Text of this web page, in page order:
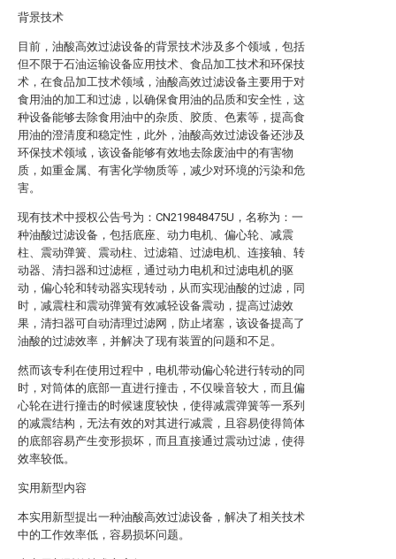
背景技术
目前，油酸高效过滤设备的背景技术涉及多个领域，包括
但不限于石油运输设备应用技术、食品加工技术和环保技
术，在食品加工技术领域，油酸高效过滤设备主要用于对
食用油的加工和过滤，以确保食用油的品质和安全性，这
种设备能够去除食用油中的杂质、胶质、色素等，提高食
用油的澄清度和稳定性，此外，油酸高效过滤设备还涉及
环保技术领域，该设备能够有效地去除废油中的有害物
质，如重金属、有害化学物质等，减少对环境的污染和危
害。
现有技术中授权公告号为：CN219848475U，名称为：一
种油酸过滤设备，包括底座、动力电机、偏心轮、减震
柱、震动弹簧、震动柱、过滤箱、过滤电机、连接轴、转
动器、清扫器和过滤框，通过动力电机和过滤电机的驱
动，偏心轮和转动器实现转动，从而实现油酸的过滤，同
时，减震柱和震动弹簧有效减轻设备震动，提高过滤效
果，清扫器可自动清理过滤网，防止堵塞，该设备提高了
油酸的过滤效率，并解决了现有装置的问题和不足。
然而该专利在使用过程中，电机带动偏心轮进行转动的同
时，对筒体的底部一直进行撞击，不仅噪音较大，而且偏
心轮在进行撞击的时候速度较快，使得减震弹簧等一系列
的减震结构，无法有效的对其进行减震，且容易使得筒体
的底部容易产生变形损坏，而且直接通过震动过滤，使得
效率较低。
实用新型内容
本实用新型提出一种油酸高效过滤设备，解决了相关技术
中的工作效率低，容易损坏问题。